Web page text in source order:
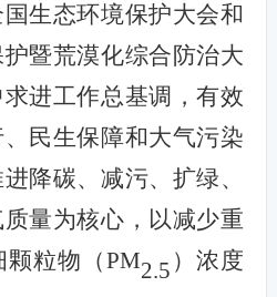
国生态环境保护大会和
暨荒漠化综合防治大
求进工作总基调，有效
民生保障和大气污染
降碳、减污、扩绿、
量为核心，以减少重
粒物（PM2.5 ）浓度